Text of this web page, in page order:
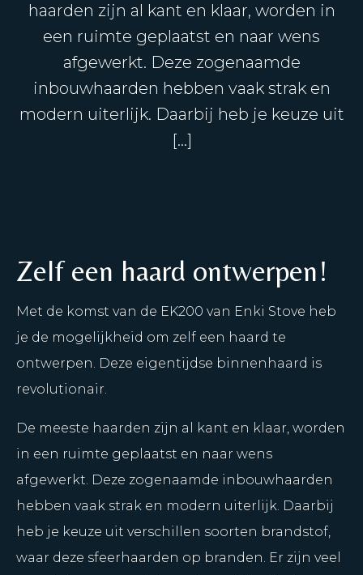
haarden zijn al kant en klaar, worden in
een ruimte geplaatst en naar wens
afgewerkt. Deze zogenaamde
inbouwhaarden hebben vaak strak en
modern uiterlijk. Daarbij heb je keuze uit
[…]
Zelf een haard ontwerpen!
Met de komst van de EK200 van Enki Stove heb
je de mogelijkheid om zelf een haard te
ontwerpen. Deze eigentijdse binnenhaard is
revolutionair.
De meeste haarden zijn al kant en klaar, worden
in een ruimte geplaatst en naar wens
afgewerkt. Deze zogenaamde inbouwhaarden
hebben vaak strak en modern uiterlijk. Daarbij
heb je keuze uit verschillen soorten brandstof,
waar deze sfeerhaarden op branden. Er zijn veel